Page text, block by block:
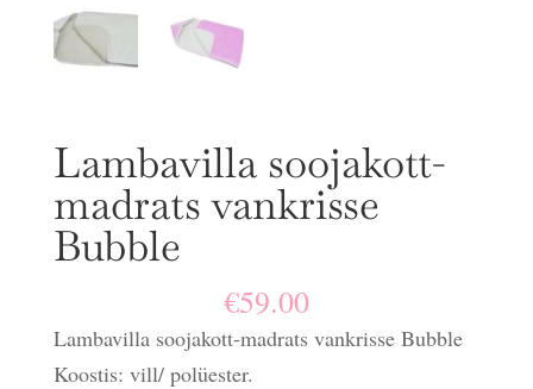
Lambavilla soojakott-
madrats vankrisse
Bubble
€59.00
Lambavilla soojakott-madrats vankrisse Bubble
Koostis: vill/ polüester.